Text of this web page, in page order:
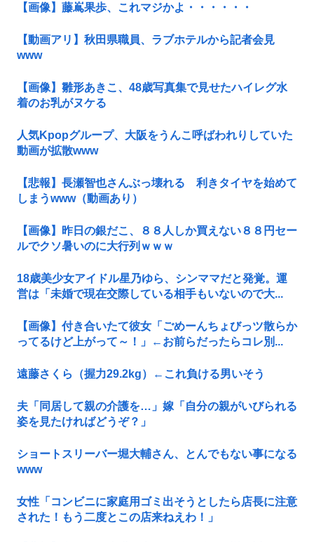
【画像】藤嶌果歩、これマジかよ・・・・・・
【動画アリ】秋田県職員、ラブホテルから記者会見
www
【画像】雛形あきこ、48歳写真集で見せたハイレグ水
着のお乳がヌケる
人気Kpopグループ、大阪をうんこ呼ばわれりしていた
動画が拡散www
【悲報】長瀬智也さんぶっ壊れる 利きタイヤを始めて
しまうwww（動画あり）
【画像】昨日の銀だこ、８８人しか買えない８８円セー
ルでクソ暑いのに大行列ｗｗｗ
18歳美少女アイドル星乃ゆら、シンママだと発覚。運
営は「未婚で現在交際している相手もいないので大...
【画像】付き合いたて彼女「ごめーんちょびっツ散らか
ってるけど上がって～！」←お前らだったらコレ別...
遠藤さくら（握力29.2kg）←これ負ける男いそう
夫「同居して親の介護を…」嫁「自分の親がいびられる
姿を見たければどうぞ？」
ショートスリーバー堀大輔さん、とんでもない事になる
www
女性「コンビニに家庭用ゴミ出そうとしたら店長に注意
された！もう二度とこの店来ねえわ！」